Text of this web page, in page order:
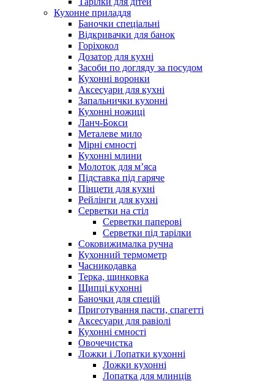
Кухонне приладдя
Баночки спеціальні
Відкривачки для банок
Горіхокол
Дозатор для кухні
Засоби по догляду за посудом
Кухонні воронки
Аксесуари для кухні
Запальнички кухонні
Кухонні ножиці
Ланч-Бокси
Металеве мило
Мірні ємності
Кухонні млини
Молоток для м’яса
Підставка під гаряче
Пінцети для кухні
Рейлінги для кухні
Серветки на стіл
Серветки паперові
Серветки під тарілки
Соковижималка ручна
Кухонний термометр
Часникодавка
Терка, шинковка
Щипці кухонні
Баночки для спецій
Приготування пасти, спагетті
Аксесуари для равіолі
Кухонні ємності
Овочечистка
Ложки і Лопатки кухонні
Ложки кухонні
Лопатка для млинців